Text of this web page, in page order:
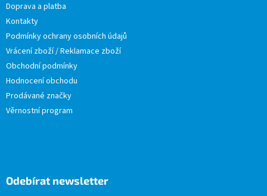
Doprava a platba
Kontakty
Podmínky ochrany osobních údajů
Vrácení zboží / Reklamace zboží
Obchodní podmínky
Hodnocení obchodu
Prodávané značky
Věrnostní program
Odebírat newsletter